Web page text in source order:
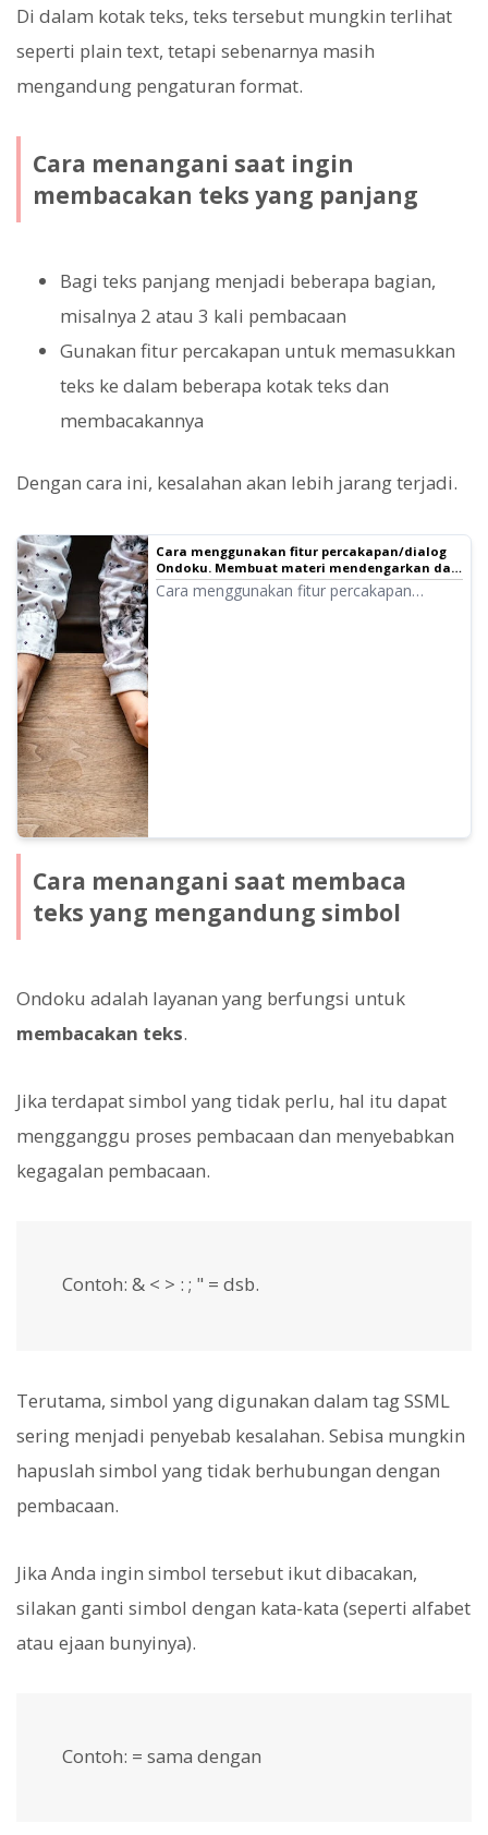
Di dalam kotak teks, teks tersebut mungkin terlihat
seperti plain text, tetapi sebenarnya masih
mengandung pengaturan format.
Cara menangani saat ingin
membacakan teks yang panjang
Bagi teks panjang menjadi beberapa bagian,
misalnya 2 atau 3 kali pembacaan
Gunakan fitur percakapan untuk memasukkan
teks ke dalam beberapa kotak teks dan
membacakannya
Dengan cara ini, kesalahan akan lebih jarang terjadi.
Cara menggunakan fitur percakapan/dialog
Ondoku. Membuat materi mendengarkan dan
teks panjang menjadi lebih praktis dengan
sintesis suara!
Cara menggunakan fitur percakapan
Cara menangani saat membaca
teks yang mengandung simbol
Ondoku adalah layanan yang berfungsi untuk
membacakan teks.
Jika terdapat simbol yang tidak perlu, hal itu dapat
mengganggu proses pembacaan dan menyebabkan
kegagalan pembacaan.
Contoh: & < > : ; " = dsb.
Terutama, simbol yang digunakan dalam tag SSML
sering menjadi penyebab kesalahan. Sebisa mungkin
hapuslah simbol yang tidak berhubungan dengan
pembacaan.
Jika Anda ingin simbol tersebut ikut dibacakan,
silakan ganti simbol dengan kata-kata (seperti alfabet
atau ejaan bunyinya).
Contoh: = sama dengan